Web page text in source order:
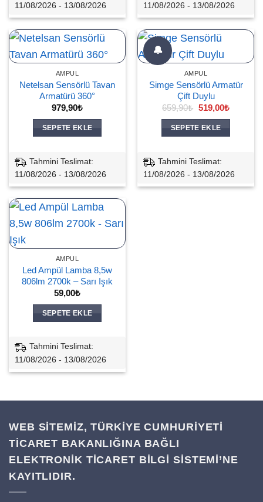
11/08/2026 - 13/08/2026
11/08/2026 - 13/08/2026
AMPUL
Netelsan Sensörlü Tavan
Armatürü 360°
979,90₺
SEPETE EKLE
Tahmini Teslimat:
11/08/2026 - 13/08/2026
🔔
AMPUL
Simge Sensörlü Armatür
Çift Duylu
659,90₺ Orijinal
fiyat:
659,90₺.
519,00₺Şu
SEPETE EKLE
Tahmini Teslimat:
11/08/2026 - 13/08/2026
AMPUL
Led Ampül Lamba 8,5w
806lm 2700k – Sarı Işık
59,00₺
SEPETE EKLE
Tahmini Teslimat:
11/08/2026 - 13/08/2026
WEB SİTEMİZ, TÜRKİYE CUMHURİYETİ
TİCARET BAKANLIĞINA BAĞLI
ELEKTRONİK TİCARET BİLGİ SİSTEMİ’NE
KAYITLIDIR.